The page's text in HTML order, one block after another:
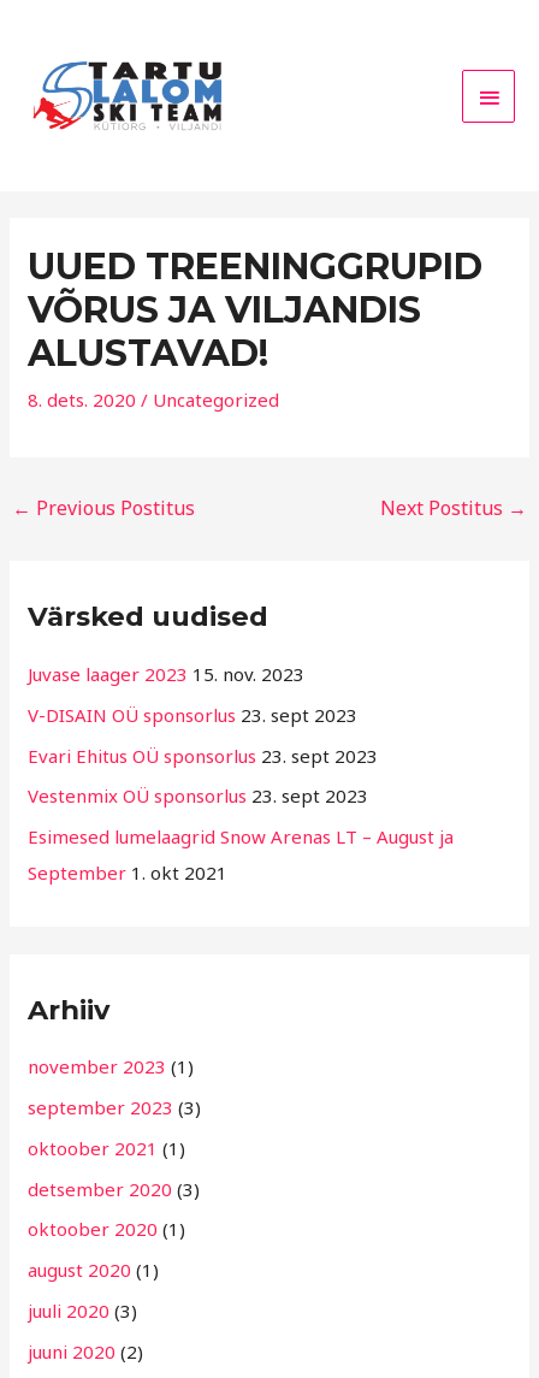
content
UUED TREENINGGRUPID
VÕRUS JA VILJANDIS
ALUSTAVAD!
8. dets. 2020/ Uncategorized
← Previous Postitus Next Postitus →
Värsked uudised
Juvase laager 2023 15. nov. 2023
V-DISAIN OÜ sponsorlus 23. sept 2023
Evari Ehitus OÜ sponsorlus 23. sept 2023
Vestenmix OÜ sponsorlus 23. sept 2023
Esimesed lumelaagrid Snow Arenas LT – August ja
September 1. okt 2021
Arhiiv
november 2023 (1)
september 2023 (3)
oktoober 2021 (1)
detsember 2020 (3)
oktoober 2020 (1)
august 2020 (1)
juuli 2020 (3)
juuni 2020 (2)
u
r
i
i
g
i
d